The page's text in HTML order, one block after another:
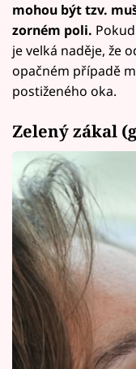
mohou být tzv.
zorném poli.
je velká naděje, že
opačném případě
postiženého oka.
Zelený zákal